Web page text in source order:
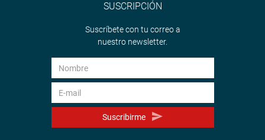
SUSCRIPCIÓN
Suscríbete con tu correo a
nuestro newsletter.
Suscribirme